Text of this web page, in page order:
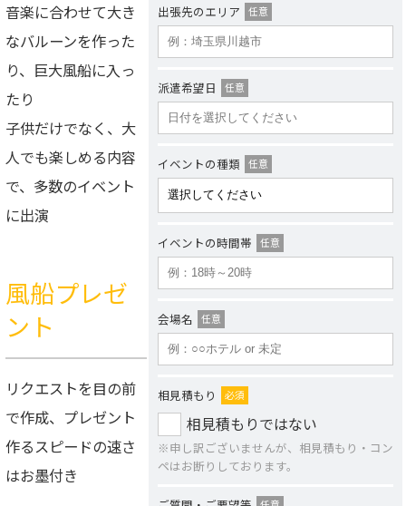
音楽に合わせて大き
なバルーンを作った
り、巨大風船に入っ
たり
子供だけでなく、大
人でも楽しめる内容
で、多数のイベント
に出演
風船プレゼ
ント
リクエストを目の前
で作成、プレゼント
作るスピードの速さ
はお墨付き
出張先のエリア 任意
派遣希望日 任意
イベントの種類 任意
イベントの時間帯 任意
会場名 任意
相見積もり 必須
相見積もりではない
※申し訳ございませんが、相見積もり・コン
ペはお断りしております。